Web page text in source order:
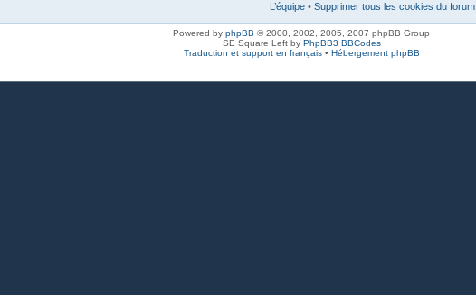
L’équipe • Supprimer tous les cookies du forum
Powered by phpBB © 2000, 2002, 2005, 2007 phpBB Group
SE Square Left by PhpBB3 BBCodes
Traduction et support en français• Hébergement phpBB